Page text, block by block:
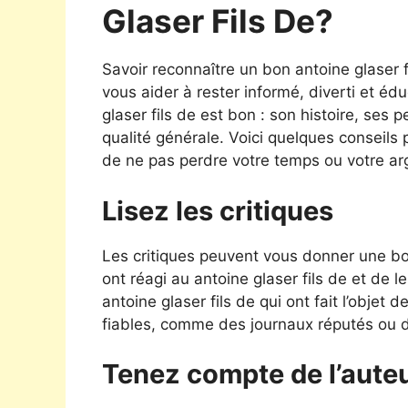
Glaser Fils De?
Savoir reconnaître un bon antoine
vous aider à rester informé, diverti et
glaser fils de est bon : son histoire, ses
qualité générale. Voici quelques
de ne pas perdre votre temps ou votre
Lisez les critiques
Les critiques peuvent vous donner une
ont réagi au antoine glaser fils de et de
antoine glaser fils de qui ont fait l’objet
fiables, comme des journaux réputés ou
Tenez compte de